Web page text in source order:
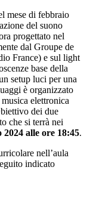
mese di febbraio
del suono
progettato nel
dal Groupe de
France) e sul light
base della
setup luci per una
è organizzato
elettronica
dei due
che si terrà nei
2024 alle ore 18:45.
nell’aula
indicato